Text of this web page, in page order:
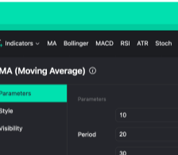
población menor de 15
años
Datos de población, anual，
1950 ~ 2100
ratio de manutención
infantil